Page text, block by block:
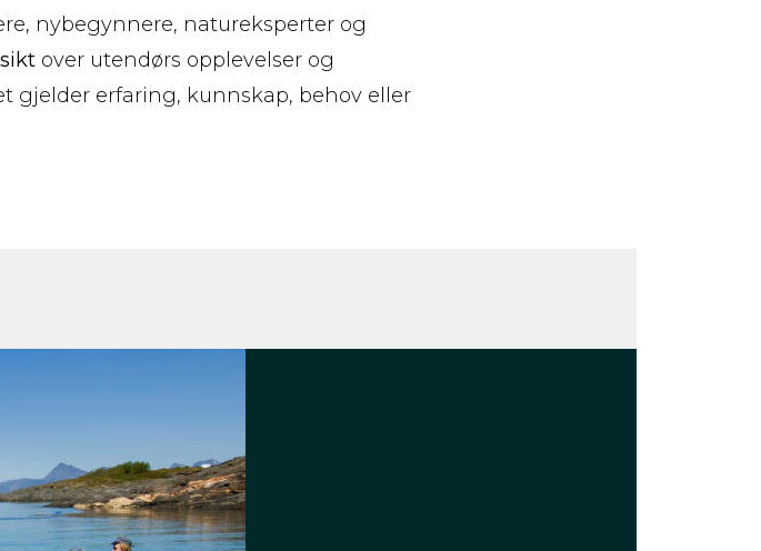
nybegynnere, natureksperter og
over utendørs opplevelser og
gjelder erfaring, kunnskap, behov eller